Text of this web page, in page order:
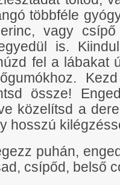
többféle
vagy csípő
is.
fel a lábakat
össze!
közelítsd a
hosszú
puhán,
csípőd, belső